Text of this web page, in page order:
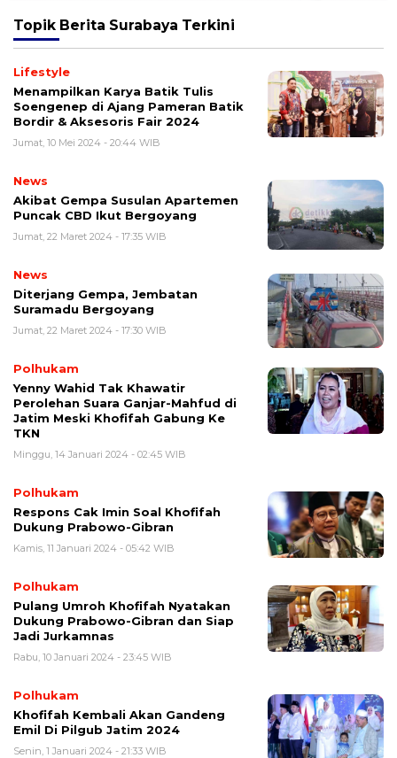
Topik Berita Surabaya Terkini
Lifestyle
Menampilkan Karya Batik Tulis
Soengenep di Ajang Pameran Batik
Bordir & Aksesoris Fair 2024
Jumat, 10 Mei 2024 - 20:44 WIB
News
Akibat Gempa Susulan Apartemen
Puncak CBD Ikut Bergoyang
Jumat, 22 Maret 2024 - 17:35 WIB
News
Diterjang Gempa, Jembatan
Suramadu Bergoyang
Jumat, 22 Maret 2024 - 17:30 WIB
Polhukam
Yenny Wahid Tak Khawatir
Perolehan Suara Ganjar-Mahfud di
Jatim Meski Khofifah Gabung Ke
TKN
Minggu, 14 Januari 2024 - 02:45 WIB
Polhukam
Respons Cak Imin Soal Khofifah
Dukung Prabowo-Gibran
Kamis, 11 Januari 2024 - 05:42 WIB
Polhukam
Pulang Umroh Khofifah Nyatakan
Dukung Prabowo-Gibran dan Siap
Jadi Jurkamnas
Rabu, 10 Januari 2024 - 23:45 WIB
Polhukam
Khofifah Kembali Akan Gandeng
Emil Di Pilgub Jatim 2024
Senin, 1 Januari 2024 - 21:33 WIB